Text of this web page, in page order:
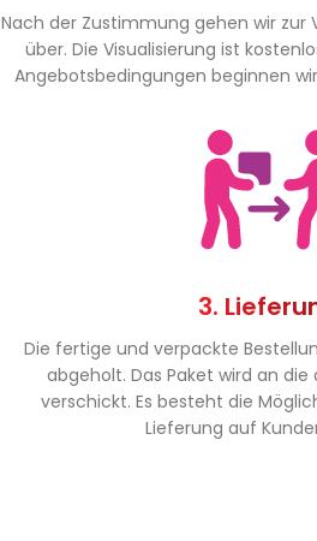
Nach der Zustimmung gehen wir zur
über. Die Visualisierung ist
Angebotsbedingungen beginnen
3.
Die fertige und verpackte
abgeholt. Das Paket wird an
verschickt. Es besteht die
Lieferung auf